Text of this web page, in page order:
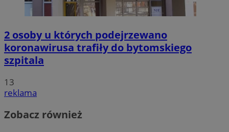
2 osoby u których podejrzewano
koronawirusa trafiły do bytomskiego
szpitala
13
reklama
Zobacz również